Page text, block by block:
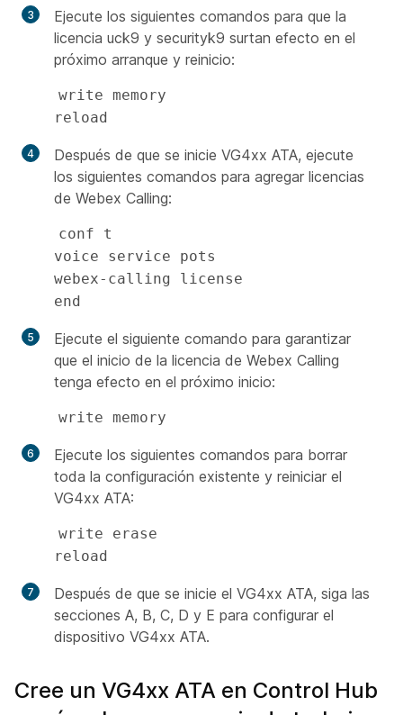
Ejecute los siguientes comandos para que la
licencia uck9 y securityk9 surtan efecto en el
próximo arranque y reinicio:
write memory
reload
Después de que se inicie VG4xx ATA, ejecute
los siguientes comandos para agregar licencias
de Webex Calling:
conf t
voice service pots
webex-calling license
end
Ejecute el siguiente comando para garantizar
que el inicio de la licencia de Webex Calling
tenga efecto en el próximo inicio:
write memory
Ejecute los siguientes comandos para borrar
toda la configuración existente y reiniciar el
VG4xx ATA:
write erase
reload
Después de que se inicie el VG4xx ATA, siga las
secciones A, B, C, D y E para configurar el
dispositivo VG4xx ATA.
Cree un VG4xx ATA en Control Hub